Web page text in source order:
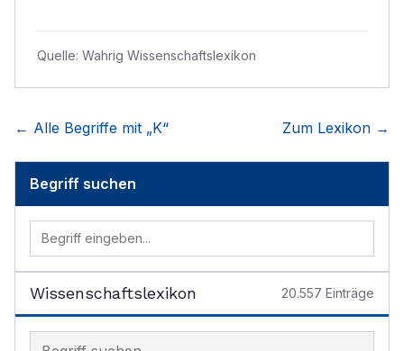
Quelle: Wahrig Wissenschaftslexikon
← Alle Begriffe mit „K“ Zum Lexikon →
Begriff suchen
Wissenschaftslexikon 20.557 Einträge
Begriff im Lexikon suchen